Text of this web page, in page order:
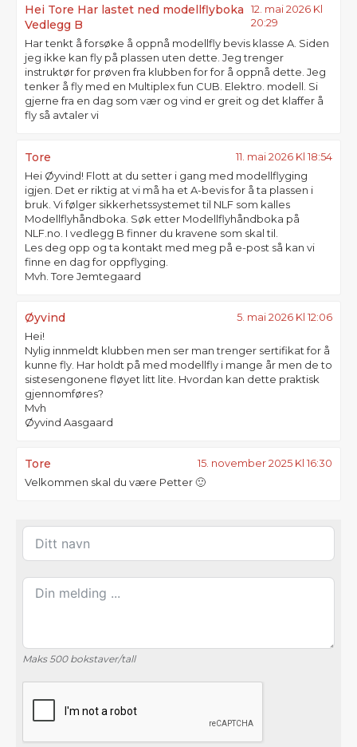
Hei Tore Har lastet ned modellflyboka
Vedlegg B
12. mai 2026 Kl
20:29
Har tenkt å forsøke å oppnå modellfly bevis klasse A. Siden
jeg ikke kan fly på plassen uten dette. Jeg trenger
instruktør for prøven fra klubben for for å oppnå dette. Jeg
tenker å fly med en Multiplex fun CUB. Elektro. modell. Si
gjerne fra en dag som vær og vind er greit og det klaffer å
fly så avtaler vi
Tore 11. mai 2026 Kl 18:54
Hei Øyvind! Flott at du setter i gang med modellflyging
igjen. Det er riktig at vi må ha et A-bevis for å ta plassen i
bruk. Vi følger sikkerhetssystemet til NLF som kalles
Modellflyhåndboka. Søk etter Modellflyhåndboka på
NLF.no. I vedlegg B finner du kravene som skal til.
Les deg opp og ta kontakt med meg på e-post så kan vi
finne en dag for oppflyging.
Mvh. Tore Jemtegaard
Øyvind 5. mai 2026 Kl 12:06
Hei!
Nylig innmeldt klubben men ser man trenger sertifikat for å
kunne fly. Har holdt på med modellfly i mange år men de to
sistesengonene fløyet litt lite. Hvordan kan dette praktisk
gjennomføres?
Mvh
Øyvind Aasgaard
Tore 15. november 2025 Kl 16:30
Velkommen skal du være Petter 🙂
Maks 500 bokstaver/tall